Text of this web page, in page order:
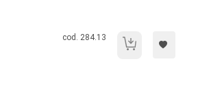
Codice libro:
cod. 284.13 Nichilismo e redenzione